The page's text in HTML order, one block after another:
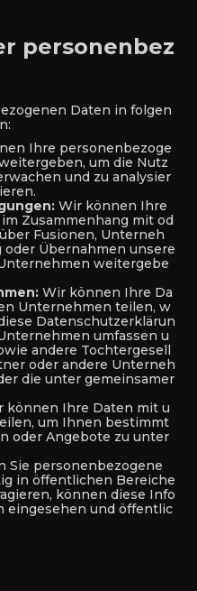
personenbez
Daten in folgen
Ihre personenbezoge
um die Nutz
und zu analysier
Wir können Ihre
Zusammenhang mit od
Fusionen, Unterneh
oder Übernahmen unsere
weitergebe
Wir können Ihre Da
Unternehmen teilen, w
Datenschutzerklärun
umfassen u
andere Tochtergesell
oder andere Unterneh
die unter gemeinsamer
können Ihre Daten mit u
um Ihnen bestimmt
oder Angebote zu unter
Sie personenbezogene
in öffentlichen Bereiche
können diese Info
eingesehen und öffentlic